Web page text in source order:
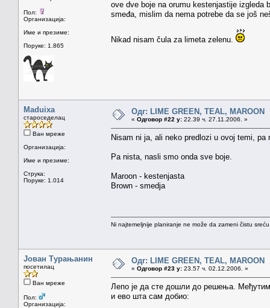
Пол:
Организација:
Име и презиме:
Поруке: 1.865
ove dve boje na orumu kestenjastije izgleda
smeđa, mislim da nema potrebe da se još
Nikad nisam čula za limeta zelenu.
Maduixa
староседелац
Ван мреже
Организација:
Име и презиме:
Струка:
Поруке: 1.014
Одг: LIME GREEN, TEAL, MAROON
« Одговор #22 у: 22.39 ч. 27.11.2006. »
Nisam ni ja, ali neko predlozi u ovoj temi,
Pa nista, nasli smo onda sve boje.
Maroon - kestenjasta
Brown - smedja
Ni najtemeljnije planiranje ne može da zameni čistu
Јован Турањанин
посетилац
Ван мреже
Пол:
Организација:
Одг: LIME GREEN, TEAL, MAROON
« Одговор #23 у: 23.57 ч. 02.12.2006. »
Лепо је да сте дошли до решења.
и ево шта сам добио: